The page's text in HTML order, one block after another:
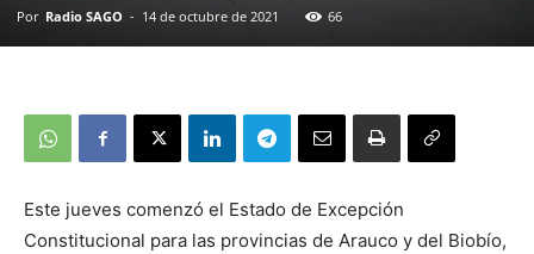
Por Radio SAGO - 14 de octubre de 2021 66
Este jueves comenzó el Estado de Excepción
Constitucional para las provincias de Arauco y del Biobío,